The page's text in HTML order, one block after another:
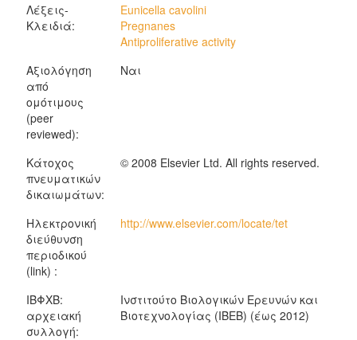
Λέξεις-
Κλειδιά:
Eunicella cavolini
Pregnanes
Antiproliferative activity
Αξιολόγηση
από
ομότιμους
(peer
reviewed):
Ναι
Κάτοχος
πνευματικών
δικαιωμάτων:
© 2008 Elsevier Ltd. All rights reserved.
Ηλεκτρονική
διεύθυνση
περιοδικού
(link) :
http://www.elsevier.com/locate/tet
ΙΒΦΧΒ:
αρχειακή
συλλογή:
Ινστιτούτο Βιολογικών Ερευνών και
Βιοτεχνολογίας (ΙΒΕΒ) (έως 2012)